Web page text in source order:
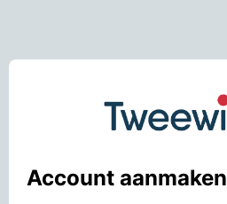
Account aanmaken